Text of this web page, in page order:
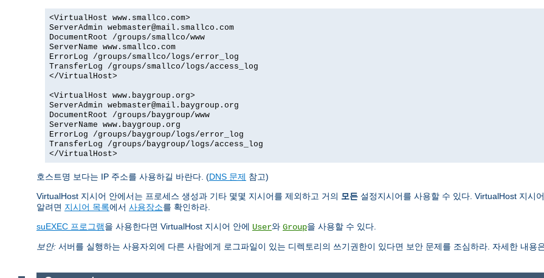
<VirtualHost www.smallco.com>
ServerAdmin webmaster@mail.smallco.com
DocumentRoot /groups/smallco/www
ServerName www.smallco.com
ErrorLog /groups/smallco/logs/error_log
TransferLog /groups/smallco/logs/access_log
</VirtualHost>
<VirtualHost www.baygroup.org>
ServerAdmin webmaster@mail.baygroup.org
DocumentRoot /groups/baygroup/www
ServerName www.baygroup.org
ErrorLog /groups/baygroup/logs/error_log
TransferLog /groups/baygroup/logs/access_log
</VirtualHost>
호스트명 보다는 IP 주소를 사용하길 바란다. (DNS 문제 참고)
VirtualHost 지시어 안에서는 프로세스 생성과 기타 몇몇 지시어를 제외하고 거의 모든 설정지시어를 사용할 수 있다. VirtualHost 지시
알려면 지시어 목록에서 사용장소를 확인하라.
suEXEC 프로그램을 사용한다면 VirtualHost 지시어 안에 User와 Group을 사용할 수 있다.
보안: 서버를 실행하는 사용자외에 다른 사람에게 로그파일이 있는 디렉토리의 쓰기권한이 있다면 보안 문제를 조심하라. 자세한 내용